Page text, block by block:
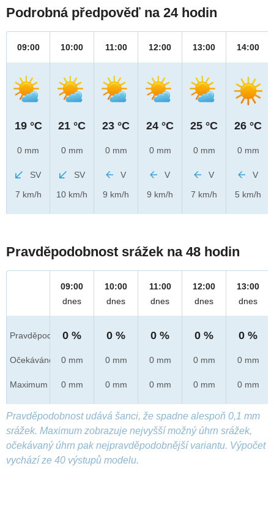
Podrobná předpověď na 24 hodin
09:00
19 °C
0 mm
SV
7 km/h
10:00
21 °C
0 mm
SV
10 km/h
11:00
23 °C
0 mm
V
9 km/h
12:00
24 °C
0 mm
V
9 km/h
13:00
25 °C
0 mm
V
7 km/h
14:00
26 °C
0 mm
V
5 km/h
Pravděpodobnost srážek na 48 hodin
Pravděpod.
Očekáváno
Maximum
09:00
dnes
0 %
0 mm
0 mm
10:00
dnes
0 %
0 mm
0 mm
11:00
dnes
0 %
0 mm
0 mm
12:00
dnes
0 %
0 mm
0 mm
13:00
dnes
0 %
0 mm
0 mm
Pravděpodobnost udává šanci, že spadne alespoň 0,1 mm
srážek. Maximum zobrazuje nejvyšší možný úhrn srážek,
očekávaný úhrn pak nejpravděpodobnější variantu. Výpočet
vychází ze 40 výstupů modelu.